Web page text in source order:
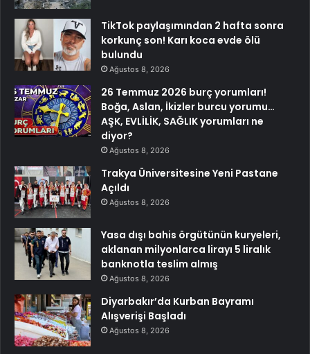
TikTok paylaşımından 2 hafta sonra
korkunç son! Karı koca evde ölü
bulundu
Ağustos 8, 2026
26 Temmuz 2026 burç yorumları!
Boğa, Aslan, İkizler burcu yorumu…
AŞK, EVLİLİK, SAĞLIK yorumları ne
diyor?
Ağustos 8, 2026
Trakya Üniversitesine Yeni Pastane
Açıldı
Ağustos 8, 2026
Yasa dışı bahis örgütünün kuryeleri,
aklanan milyonlarca lirayı 5 liralık
banknotla teslim almış
Ağustos 8, 2026
Diyarbakır’da Kurban Bayramı
Alışverişi Başladı
Ağustos 8, 2026